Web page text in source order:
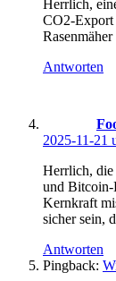
Herrlich,
CO2-Export
Antworten
2025-11-21
Herrlich, die
und Bitcoin-
Kernkraft
sicher sein,
Antworten
Pingback: